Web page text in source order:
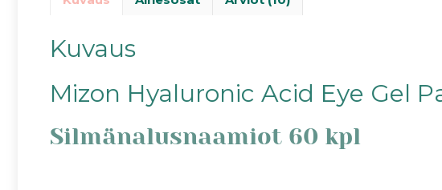
Kuvaus
Mizon Hyaluronic Acid Eye Gel
Silmänalusnaamiot 60 kpl